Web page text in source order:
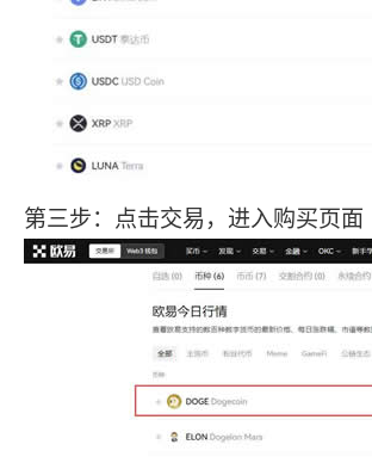
第三步：点击交易，进入购买页面